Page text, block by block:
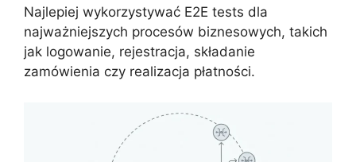
Najlepiej wykorzystywać E2E tests dla
najważniejszych procesów biznesowych, takich
jak logowanie, rejestracja, składanie
zamówienia czy realizacja płatności.